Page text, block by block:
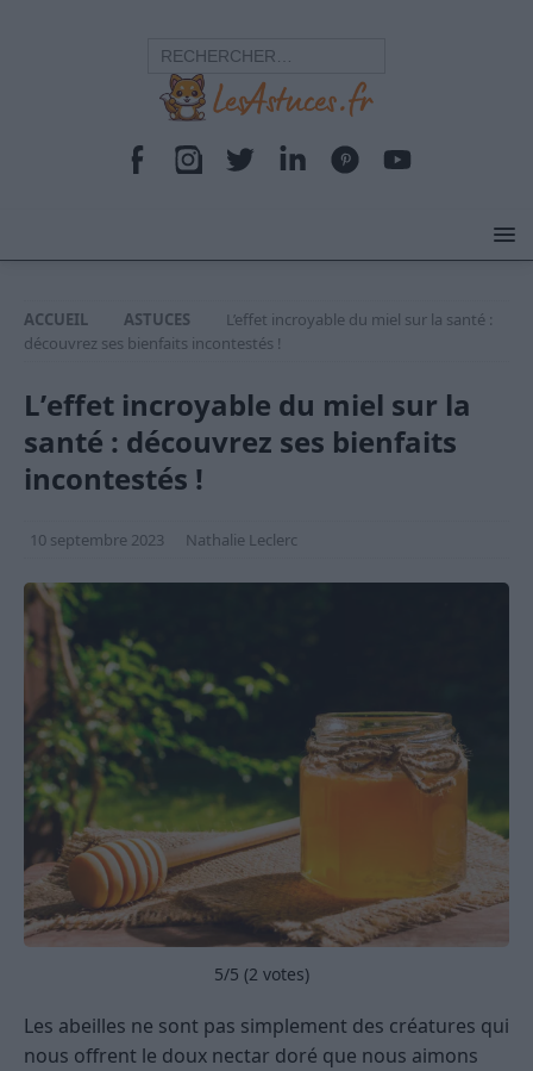
ACCUEIL ASTUCES
L’effet incroyable du miel sur la santé :
découvrez ses bienfaits incontestés !
L’effet incroyable du miel sur la
santé : découvrez ses bienfaits
incontestés !
10 septembre 2023 Nathalie Leclerc
5/5 (2 votes)
Les abeilles ne sont pas simplement des créatures qui
nous offrent le doux nectar doré que nous aimons